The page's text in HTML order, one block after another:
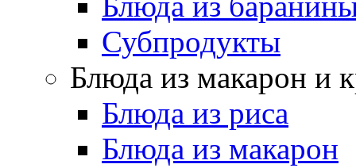
Субпродукты
Блюда из макарон и
Блюда из риса
Блюда из макарон